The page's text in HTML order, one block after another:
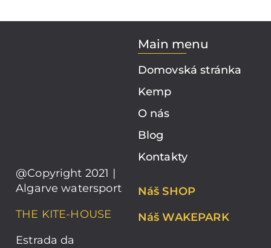
@Copyright 2021 |
Algarve watersport
THE KITE-HOUSE
Estrada da
Main menu
Domovská stránka
Kemp
O nás
Blog
Kontakty
Náš SHOP
Náš WAKEPARK